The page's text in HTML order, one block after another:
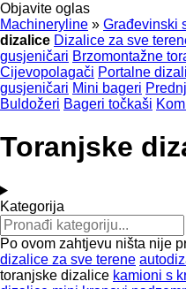
Objavite oglas
Machineryline » Građevinski
dizalice Dizalice za sve
gusjeničari Brzomontažne
Cijevopolagači Portalne
gusjeničari Mini bageri
Buldožeri Bageri točkaši
Toranjske
Kategorija
Po ovom zahtjevu ništa nije
dizalice za sve terene
toranjske dizalice kamioni s